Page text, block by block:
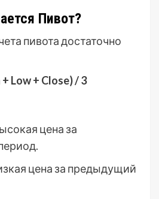
Пивот?
пивота достаточно
Low + Close) / 3
цена за
цена за предыдущий